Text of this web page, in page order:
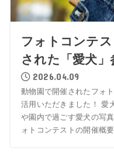
フォトコンテ
された「愛犬」
2026.04.09
動物園で開催されたフォ
活用いただきました！ 愛
や園内で過ごす愛犬の写
ォトコンテストの開催概